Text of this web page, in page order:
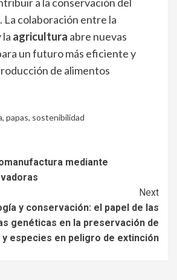
La colaboración entre la
la agricultura abre nuevas
un futuro más eficiente y
de alimentos
, papas, sostenibilidad
mediante
Next
y conservación: el papel de las
genéticas en la preservación de
especies en peligro de extinción